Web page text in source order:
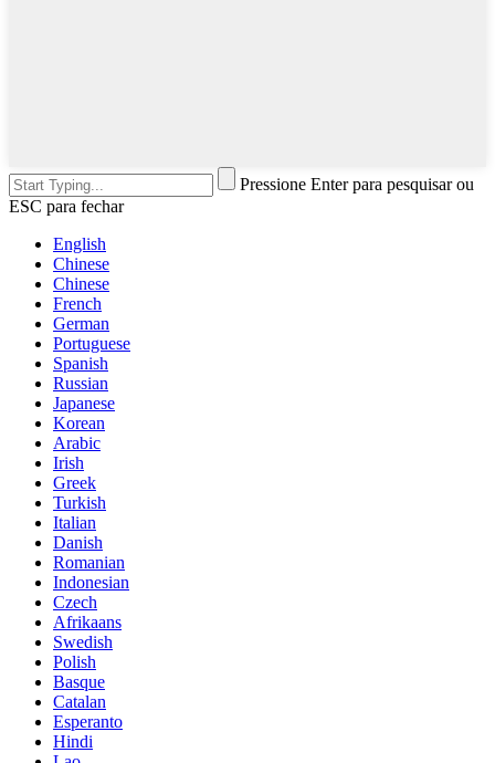
Pressione Enter para pesquisar ou
ESC para fechar
English
Chinese
Chinese
French
German
Portuguese
Spanish
Russian
Japanese
Korean
Arabic
Irish
Greek
Turkish
Italian
Danish
Romanian
Indonesian
Czech
Afrikaans
Swedish
Polish
Basque
Catalan
Esperanto
Hindi